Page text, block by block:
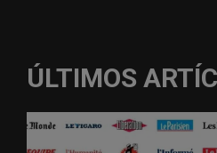
ÚLTIMOS